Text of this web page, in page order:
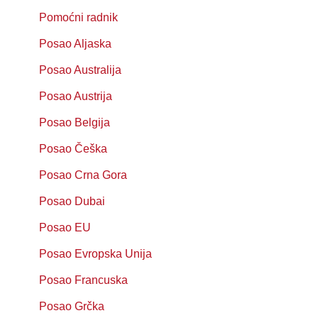
Pomoćni radnik
Posao Aljaska
Posao Australija
Posao Austrija
Posao Belgija
Posao Češka
Posao Crna Gora
Posao Dubai
Posao EU
Posao Evropska Unija
Posao Francuska
Posao Grčka